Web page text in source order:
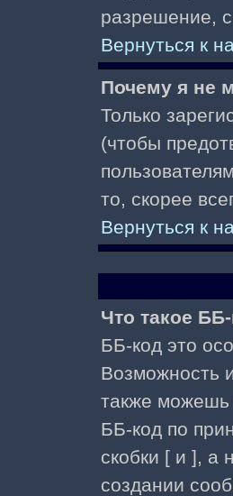
разрешение,
Вернуться к
Почему я не
Только
(чтобы
то, скорее
Вернуться к
Что такое
ББ-код это
Возможность
также можешь
ББ-код по
скобки [ и ], а
создании